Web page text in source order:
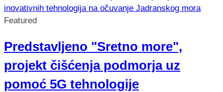
Featured
Predstavljeno "Sretno more",
projekt čišćenja podmorja uz
pomoć 5G tehnologije